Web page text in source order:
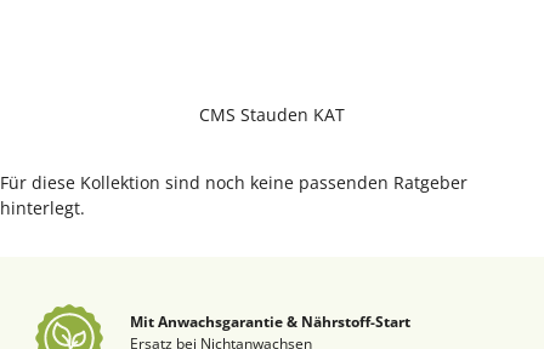
CMS Stauden KAT
Für diese Kollektion sind noch keine passenden Ratgeber
hinterlegt.
Mit Anwachsgarantie & Nährstoff-Start
Ersatz bei Nichtanwachsen